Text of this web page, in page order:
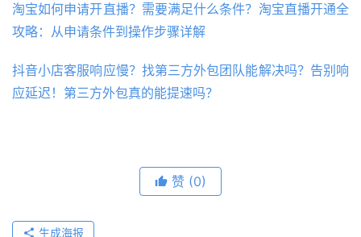
淘宝如何申请开直播？需要满足什么条件？淘宝直播开通全
攻略：从申请条件到操作步骤详解
抖音小店客服响应慢？找第三方外包团队能解决吗？告别响
应延迟！第三方外包真的能提速吗？
赞 (0)
生成海报